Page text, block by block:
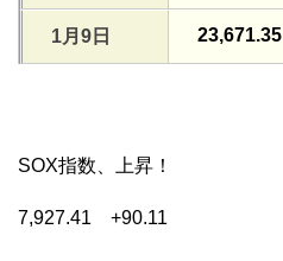
1月9日 23,671.35
SOX指数、上昇！
7,927.41 +90.11